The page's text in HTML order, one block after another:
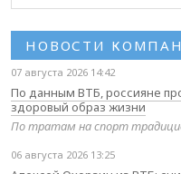
НОВОСТИ
07 августа 2026 14:42
По данным ВТБ, россияне
здоровый образ жизни
По тратам на спорт
06 августа 2026 13:25